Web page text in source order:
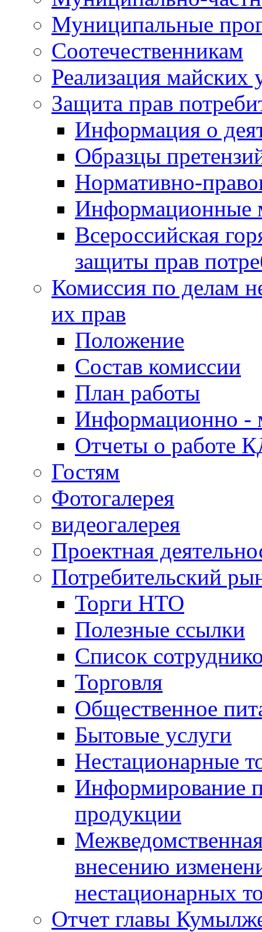
Муниципальные
Соотечественникам
Реализация майских
Защита прав
Информация о
Образцы
Нормативно-
Информационные
Всероссийская
защиты прав
Комиссия по делам
их прав
Положение
Состав комиссии
План работы
Информационно -
Отчеты о работе
Гостям
Фотогалерея
видеогалерея
Проектная
Потребительский
Торги НТО
Полезные ссылки
Список
Торговля
Общественное
Бытовые услуги
Нестационарные
Информирование
продукции
внесению
нестационарных
Отчет главы